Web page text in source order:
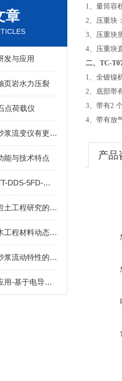
章
发与应用
页岩水力压裂
点荷载仪
看完这些会让你对砂浆流变仪有更多了解的
能与技术特点
全自动单剪直剪仪TT-DDS-5FD-苏州拓测仪器设备有限公司
非饱和土三轴仪：岩土工程研究的关键设备
动三轴试验仪是土木工程材料动态力学性质研究的重要工具
砂浆流变仪：解密砂浆流动特性的科技钥匙
电阻层析成像模块应用-基于电导率层析成像的304不锈钢熔覆层电导率检测研究
1、量筒容
2、压重块
3、压重块
4、压重块
二、 TC-
1、全镀镍
2、底部带
3、带有2
4、带有放
产品